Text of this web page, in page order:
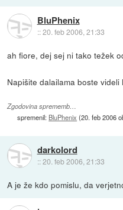
BluPhenix
::20. feb 2006, 21:33
ah fiore, dej sej ni tako težek
Napišite dalailama boste videli
Zgodovina sprememb…
spremenil: BluPhenix (20. feb 2006
darkolord
::20. feb 2006, 21:33
A je že kdo pomislu, da